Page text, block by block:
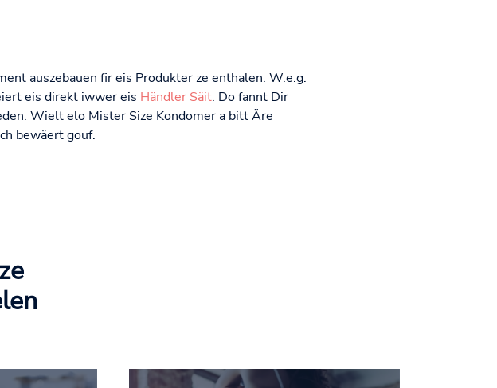
auszebauen fir eis Produkter ze enthalen. W.e.g.
eis direkt iwwer eis Händler Säit. Do fannt Dir
Wielt elo Mister Size Kondomer a bitt Äre
bewäert gouf.